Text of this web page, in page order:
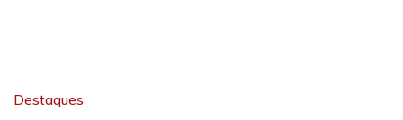
Destaques